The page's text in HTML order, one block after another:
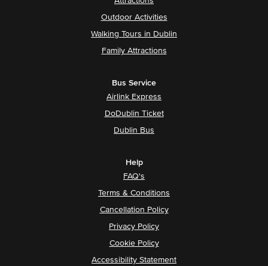
Outdoor Activities
Walking Tours in Dublin
Family Attractions
Bus Service
Airlink Express
DoDublin Ticket
Dublin Bus
Help
FAQ's
Terms & Conditions
Cancellation Policy
Privacy Policy
Cookie Policy
Accessibility Statement